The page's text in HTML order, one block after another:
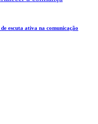
escuta ativa na comunicação